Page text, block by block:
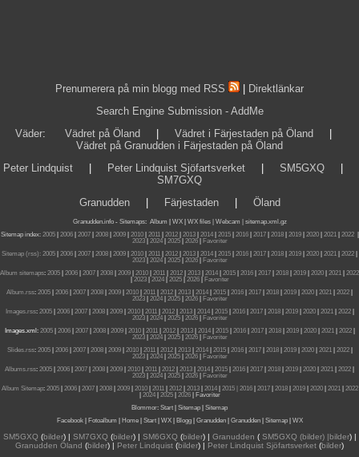
Prenumerera på min blogg med RSS
Direktlänkar
Search Engine Submission - AddMe
Väder: Vädret på Öland Vädret i Färjestaden på Öland
Vädret på Granudden i Färjestaden på Öland
Peter Lindquist
Peter Lindquist Sjöfartsverket SM5GXQ
SM7GXQ
Granudden| Färjestaden| Öland
Granudden.info- Sitemaps: Album WX WX files | Webcam |
sitemap.xml.gz
Sitemap index: 2005| 2006| 2007| 2008| 2009| 2010| 2011| 2012| 2013| 2014| 2015| 2016| 2017| 2018| 2019| 2020| 2021| 2022|
2023| 2024| 2025| 2026|
Favoriter
Sitemap (rss): 2005 2006 2007 2008 2009 2010 2011 2012 2013 2014 2015 2016 2017 2018 2019 2020 2021 2022
2023| 2024| 2025| 2026|
Favoriter
Album sitemaps: 2005 2006 2007 2008 2009 2010 2011 2012 2013 2014 2015 2016 2017 2018 2019 2020 2021
2022
2023| 2024| 2025| 2026|
Favoriter
Album.rss: 2005 2006 2007 2008 2009 2010 2011 2012 2013 2014 2015 2016 2017 2018 2019 2020 2021 2022
2023| 2024| 2025| 2026|
Favoriter
Images.rss: 2005| 2006| 2007| 2008| 2009| 2010| 2011| 2012| 2013| 2014| 2015| 2016| 2017| 2018| 2019| 2020| 2021| 2022|
2023| 2024| 2025| 2026|
Favoriter
Images.xml: 2005| 2006| 2007| 2008| 2009| 2010| 2011| 2012| 2013| 2014| 2015| 2016| 2017| 2018| 2019| 2020| 2021| 2022|
2023| 2024| 2025| 2026|
Favoriter
Slides.rss: 2005| 2006| 2007| 2008| 2009| 2010| 2011| 2012| 2013| 2014| 2015| 2016| 2017| 2018| 2019| 2020| 2021| 2022|
2023| 2024| 2025| 2026|
Favoriter
Albums.rss: 2005 2006 2007 2008 2009 2010 2011 2012 2013 2014 2015 2016 2017 2018 2019 2020 2021 2022
2023| 2024| 2025| 2026|
Favoriter
Album Sitemap: 2005| 2006| 2007| 2008| 2009| 2010| 2011| 2012| 2013| 2014| 2015 | 2016| 2017| 2018| 2019| 2020| 2021| 2022
2024| 2025| 2026|
Favoriter
Blommor: Start Sitemap
Sitemap
Facebook| Fotoalbum Home| Start| WX| Blogg| Granudden| Granudden| Sitemap| WX
SM5GXQ(bilder) | SM7GXQ(bilder) | SM6GXQ(bilder) | Granudden (SM5GXQ (bilder) |bilder) |
Granudden Öland (bilder) | Peter Lindquist (bilder) | Peter Lindquist Sjöfartsverket (bilder)